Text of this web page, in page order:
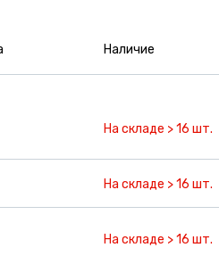
Наличие
На складе > 16 шт.
На складе > 16 шт.
На складе > 16 шт.